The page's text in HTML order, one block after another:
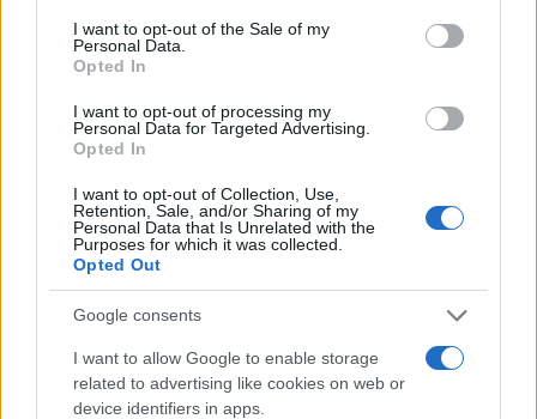
consent section.
I want to opt-out of the Sale of my
Personal Data.
Opted In
I want to opt-out of processing my
Personal Data for Targeted Advertising.
Opted In
I want to opt-out of Collection, Use,
Retention, Sale, and/or Sharing of my
Personal Data that Is Unrelated with the
Purposes for which it was collected.
Opted Out
Google consents
I want to allow Google to enable storage
related to advertising like cookies on web or
device identifiers in apps.
ξεκινούσε το δύσκολο
οποία -παρά τους επί
το αθεϊστικό καθεστώς
Χότζα- διατήρησε την
ικμάδα η οποία της έδωσε
Τον «Ευαγγελισμό»
επισκέφθηκε ο Σ.